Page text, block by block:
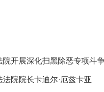
院开展深化扫黑除恶专项斗
院院长卡迪尔·厄兹卡亚